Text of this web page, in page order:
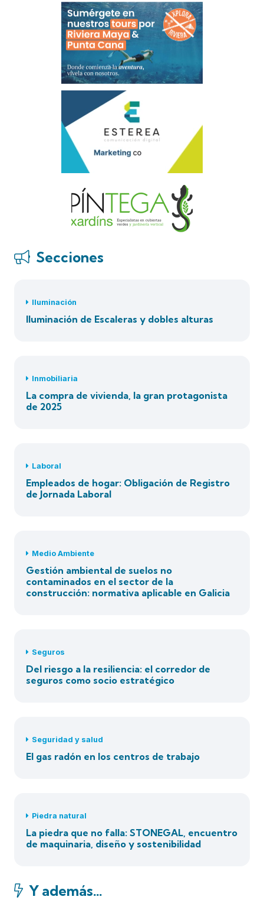
Secciones
Iluminación
Iluminación de Escaleras y dobles alturas
Inmobiliaria
La compra de vivienda, la gran protagonista
de 2025
Laboral
Empleados de hogar: Obligación de Registro
de Jornada Laboral
Medio Ambiente
Gestión ambiental de suelos no
contaminados en el sector de la
construcción: normativa aplicable en Galicia
Seguros
Del riesgo a la resiliencia: el corredor de
seguros como socio estratégico
Seguridad y salud
El gas radón en los centros de trabajo
Piedra natural
La piedra que no falla: STONEGAL, encuentro
de maquinaria, diseño y sostenibilidad
Y además…